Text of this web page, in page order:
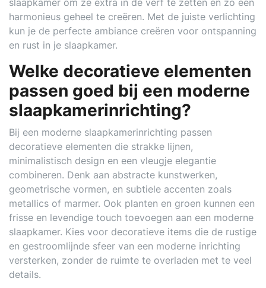
slaapkamer om ze extra in de verf te zetten en zo een
harmonieus geheel te creëren. Met de juiste verlichting
kun je de perfecte ambiance creëren voor ontspanning
en rust in je slaapkamer.
Welke decoratieve elementen
passen goed bij een moderne
slaapkamerinrichting?
Bij een moderne slaapkamerinrichting passen
decoratieve elementen die strakke lijnen,
minimalistisch design en een vleugje elegantie
combineren. Denk aan abstracte kunstwerken,
geometrische vormen, en subtiele accenten zoals
metallics of marmer. Ook planten en groen kunnen een
frisse en levendige touch toevoegen aan een moderne
slaapkamer. Kies voor decoratieve items die de rustige
en gestroomlijnde sfeer van een moderne inrichting
versterken, zonder de ruimte te overladen met te veel
details.